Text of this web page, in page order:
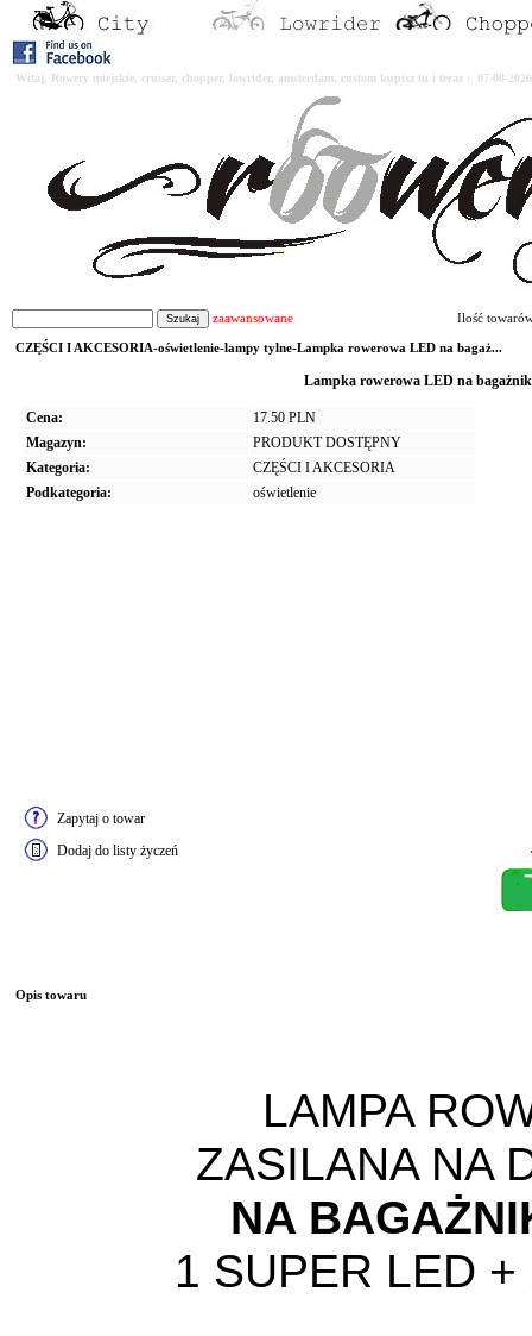
Witaj. Rowery miejskie, cruiser, chopper, lowrider, amsterdam, custom kupisz tu i teraz : 07-08-
zaawansowane Ilość
CZĘŚCI I AKCESORIA-oświetlenie-lampy tylne-Lampka rowerowa LED na bagaż...
Lampka rowerowa LED na
Cena:
17.50 PLN
Magazyn:
PRODUKT DOSTĘPNY
Kategoria:
CZĘŚCI I AKCESORIA
Podkategoria:
oświetlenie
Zapytaj o towar
Dodaj do listy życzeń
Opis towaru
LAMPA
ZASILANA NA
NA
1 SUPER LED